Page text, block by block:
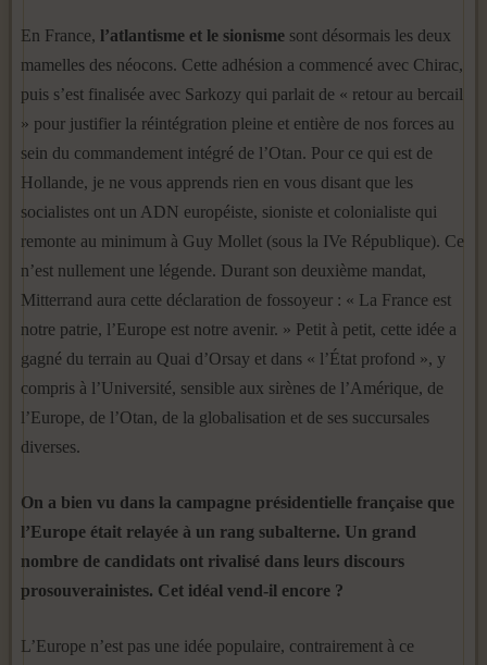
En France, l’atlantisme et le sionisme sont désormais les deux
mamelles des néocons. Cette adhésion a commencé avec Chirac,
puis s’est finalisée avec Sarkozy qui parlait de « retour au bercail
» pour justifier la réintégration pleine et entière de nos forces au
sein du commandement intégré de l’Otan. Pour ce qui est de
Hollande, je ne vous apprends rien en vous disant que les
socialistes ont un ADN européiste, sioniste et colonialiste qui
remonte au minimum à Guy Mollet (sous la IVe République). Ce
n’est nullement une légende. Durant son deuxième mandat,
Mitterrand aura cette déclaration de fossoyeur : « La France est
notre patrie, l’Europe est notre avenir. » Petit à petit, cette idée a
gagné du terrain au Quai d’Orsay et dans « l’État profond », y
compris à l’Université, sensible aux sirènes de l’Amérique, de
l’Europe, de l’Otan, de la globalisation et de ses succursales
diverses.
On a bien vu dans la campagne présidentielle française que
l’Europe était relayée à un rang subalterne. Un grand
nombre de candidats ont rivalisé dans leurs discours
prosouverainistes. Cet idéal vend-il encore ?
L’Europe n’est pas une idée populaire, contrairement à ce